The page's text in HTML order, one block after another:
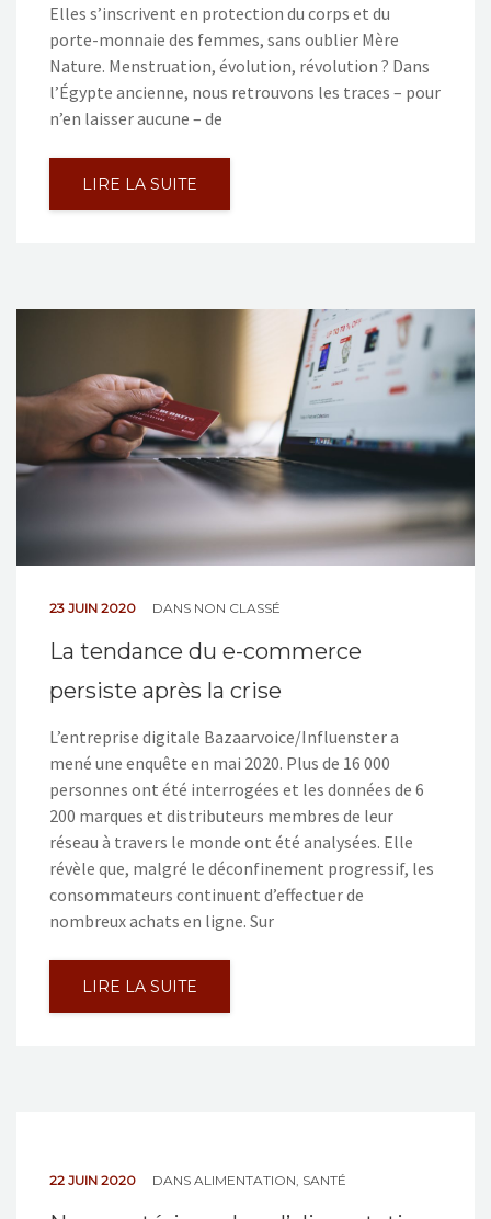
Elles s’inscrivent en protection du corps et du
porte-monnaie des femmes, sans oublier Mère
Nature. Menstruation, évolution, révolution ? Dans
l’Égypte ancienne, nous retrouvons les traces – pour
n’en laisser aucune – de
LIRE LA SUITE
23 JUIN 2020 DANS NON CLASSÉ
La tendance du e-commerce
persiste après la crise
L’entreprise digitale Bazaarvoice/Influenster a
mené une enquête en mai 2020. Plus de 16 000
personnes ont été interrogées et les données de 6
200 marques et distributeurs membres de leur
réseau à travers le monde ont été analysées. Elle
révèle que, malgré le déconfinement progressif, les
consommateurs continuent d’effectuer de
nombreux achats en ligne. Sur
LIRE LA SUITE
22 JUIN 2020 DANS ALIMENTATION, SANTÉ